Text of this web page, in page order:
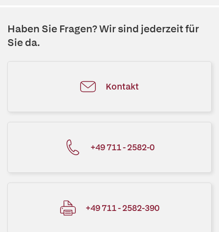
Haben Sie Fragen? Wir sind jederzeit für
Sie da.
Kontakt
+49 711 - 2582-0
+49 711 - 2582-390